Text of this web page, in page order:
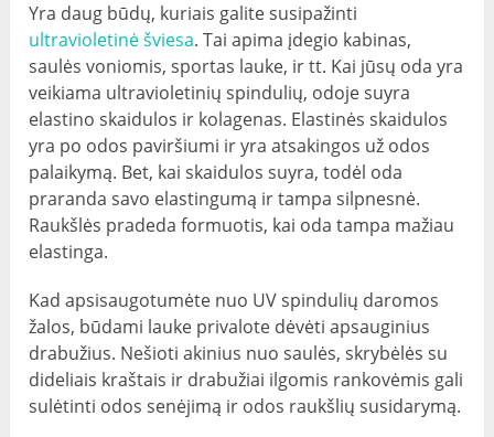
Yra daug būdų, kuriais galite susipažinti
ultravioletinė šviesa. Tai apima įdegio kabinas,
saulės voniomis, sportas lauke, ir tt. Kai jūsų oda yra
veikiama ultravioletinių spindulių, odoje suyra
elastino skaidulos ir kolagenas. Elastinės skaidulos
yra po odos paviršiumi ir yra atsakingos už odos
palaikymą. Bet, kai skaidulos suyra, todėl oda
praranda savo elastingumą ir tampa silpnesnė.
Raukšlės pradeda formuotis, kai oda tampa mažiau
elastinga.
Kad apsisaugotumėte nuo UV spindulių daromos
žalos, būdami lauke privalote dėvėti apsauginius
drabužius. Nešioti akinius nuo saulės, skrybėlės su
dideliais kraštais ir drabužiai ilgomis rankovėmis gali
sulėtinti odos senėjimą ir odos raukšlių susidarymą.